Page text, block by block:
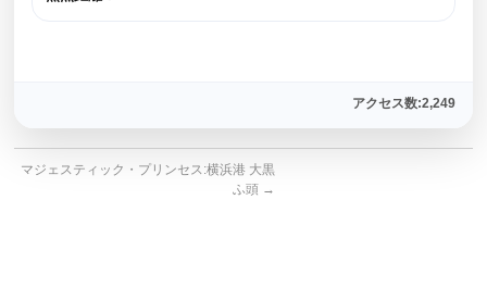
アクセス数:2,249
マジェスティック・プリンセス:横浜港 大黒
ふ頭 →